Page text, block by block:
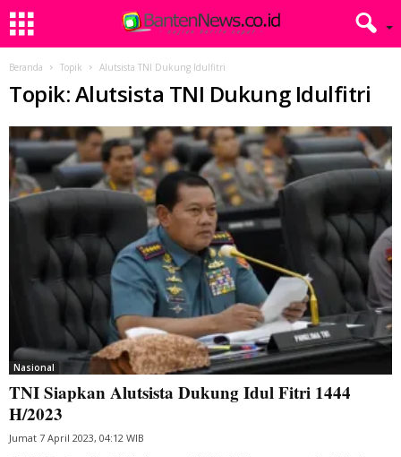
Beranda Topik Alutsista TNI Dukung Idulfitri
Topik: Alutsista TNI Dukung Idulfitri
Nasional
TNI Siapkan Alutsista Dukung Idul Fitri 1444
H/2023
Jumat 7 April 2023, 04:12 WIB